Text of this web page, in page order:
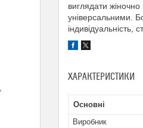
виглядати жіночно
універсальними.
індивідуальність,
ХАРАКТЕРИСТИКИ
Основні
Виробник